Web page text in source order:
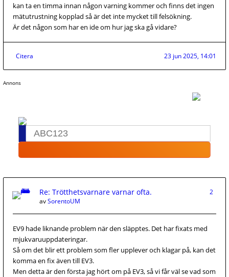
kan ta en timma innan någon varning kommer och finns det ingen
mätutrustning kopplad så är det inte mycket till felsökning.
Är det någon som har en ide om hur jag ska gå vidare?
Citera 23 jun 2025, 14:01
Annons
Re: Trötthetsvarnare varnar ofta.
2
avSorentoUM
EV9 hade liknande problem när den släpptes. Det har fixats med
mjukvaruuppdateringar.
Så om det blir ett problem som fler upplever och klagar på, kan det
komma en fix även till EV3.
Men detta är den första jag hört om på EV3, så vi får väl se vad som